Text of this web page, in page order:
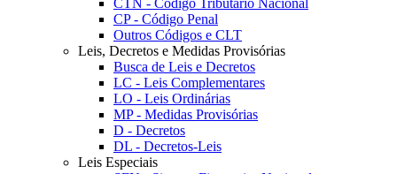
CP - Código Penal
Outros Códigos e CLT
Leis, Decretos e Medidas Provisórias
Busca de Leis e Decretos
LC - Leis Complementares
LO - Leis Ordinárias
MP - Medidas Provisórias
D - Decretos
DL - Decretos-Leis
Leis Especiais